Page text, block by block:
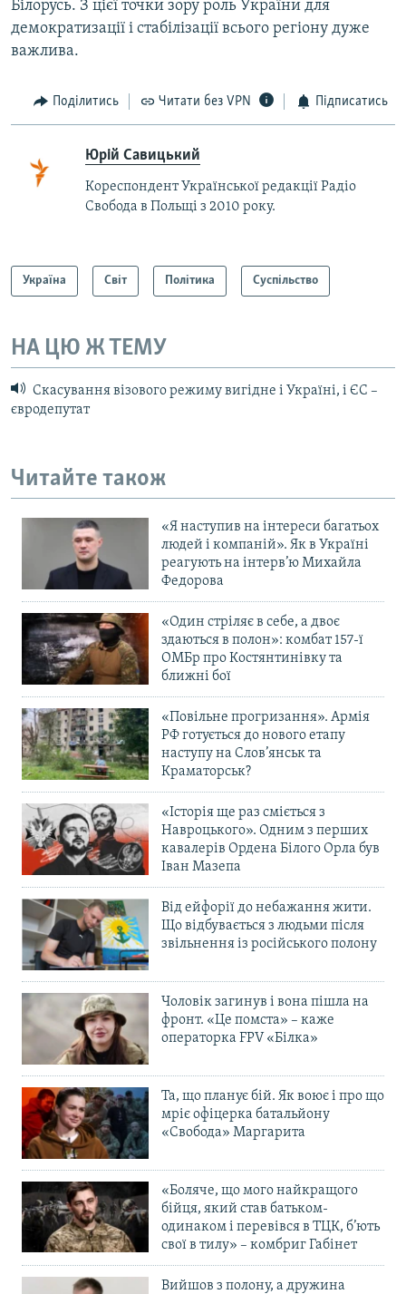
Білорусь. З цієї точки зору роль України для
демократизації і стабілізації всього регіону дуже
важлива.
Поділитись Читати без VPN Підписатись
Юрій Савицький
Кореспондент Української редакції Радіо
Свобода в Польщі з 2010 року.
Україна Світ Політика Суспільство
НА ЦЮ Ж ТЕМУ
Скасування візового режиму вигідне і Україні, і ЄС –
євродепутат
Читайте також
«Я наступив на інтереси багатьох
людей і компаній». Як в Україні
реагують на інтерв’ю Михайла
Федорова
«Один стріляє в себе, а двоє
здаються в полон»: комбат 157-ї
ОМБр про Костянтинівку та
ближні бої
«Повільне прогризання». Армія
РФ готується до нового етапу
наступу на Слов’янськ та
Краматорськ?
«Історія ще раз сміється з
Навроцького». Одним з перших
кавалерів Ордена Білого Орла був
Іван Мазепа
Від ейфорії до небажання жити.
Що відбувається з людьми після
звільнення із російського полону
Чоловік загинув і вона пішла на
фронт. «Це помста» – каже
операторка FPV «Білка»
Та, що планує бій. Як воює і про що
мріє офіцерка батальйону
«Свобода» Маргарита
«Боляче, що мого найкращого
бійця, який став батьком-
одинаком і перевівся в ТЦК, б’ють
свої в тилу» – комбриг Габінет
Вийшов з полону, а дружина